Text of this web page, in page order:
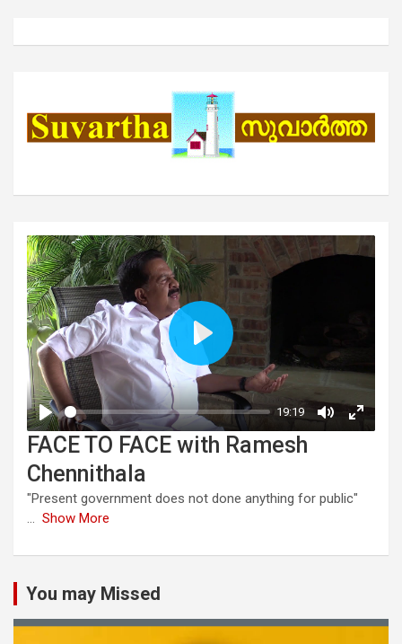
FACE TO FACE with Ramesh
Chennithala
"Present government does not done anything for public"
... Show More
You may Missed